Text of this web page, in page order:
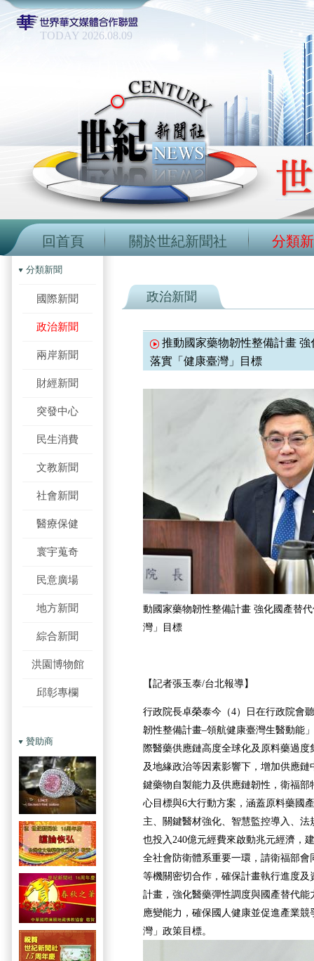
TODAY 2026.08.09
回首頁 關於世紀新聞社 分類
分類新聞
國際新聞
政治新聞
兩岸新聞
財經新聞
突發中心
民生消費
文教新聞
社會新聞
醫療保健
寰宇蒐奇
民意廣場
地方新聞
綜合新聞
洪園博物館
邱彰專欄
贊助商
政治新聞
推動國家藥物韌性整備計畫
落實「健康臺灣」目標
動國家藥物韌性整備計畫 強化國產替
灣」目標
【記者張玉泰/台北報導】
行政院長卓榮泰今（4）日在行政院會
韌性整備計畫–領航健康臺灣生醫動能
際醫藥供應鏈高度全球化及原料藥過
及地緣政治等因素影響下，增加供應
鍵藥物自製能力及供應鏈韌性，衛福部
心目標與6大行動方案，涵蓋原料藥國
主、關鍵醫材強化、智慧監控導入、
也投入240億元經費來啟動兆元經濟，
全社會防衛體系重要一環，請衛福部
等機關密切合作，確保計畫執行進度
計畫，強化醫藥彈性調度與國產替代
應變能力，確保國人健康並促進產業
灣」政策目標。